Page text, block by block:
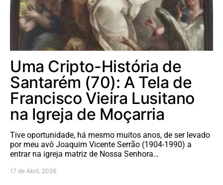
Uma Cripto-História de
Santarém (70): A Tela de
Francisco Vieira Lusitano
na Igreja de Moçarria
Tive oportunidade, há mesmo muitos anos, de ser levado
por meu avô Joaquim Vicente Serrão (1904-1990) a
entrar na igreja matriz de Nossa Senhora…
17 de Abril, 2026